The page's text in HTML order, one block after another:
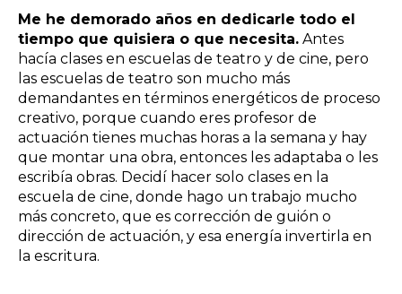
Me he demorado años en dedicarle todo el
tiempo que quisiera o que necesita. Antes
hacía clases en escuelas de teatro y de cine, pero
las escuelas de teatro son mucho más
demandantes en términos energéticos de proceso
creativo, porque cuando eres profesor de
actuación tienes muchas horas a la semana y hay
que montar una obra, entonces les adaptaba o les
escribía obras. Decidí hacer solo clases en la
escuela de cine, donde hago un trabajo mucho
más concreto, que es corrección de guión o
dirección de actuación, y esa energía invertirla en
la escritura.